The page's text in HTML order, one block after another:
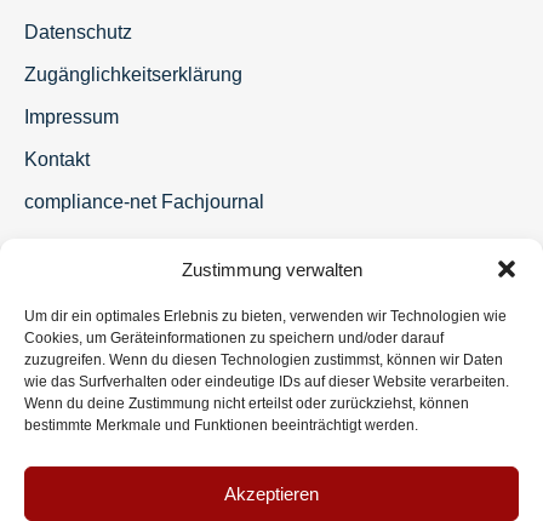
Zustimmung verwalten
Um dir ein optimales Erlebnis zu bieten, verwenden wir Technologien wie
Cookies, um Geräteinformationen zu speichern und/oder darauf
zuzugreifen. Wenn du diesen Technologien zustimmst, können wir Daten
wie das Surfverhalten oder eindeutige IDs auf dieser Website verarbeiten.
Wenn du deine Zustimmung nicht erteilst oder zurückziehst, können
bestimmte Merkmale und Funktionen beeinträchtigt werden.
Akzeptieren
Datenschutz
Zugänglichkeitserklärung
Impressum
Kontakt
compliance-net Fachjournal